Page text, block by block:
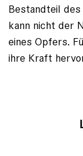
Bestandteil des
kann nicht der
eines Opfers.
ihre Kraft